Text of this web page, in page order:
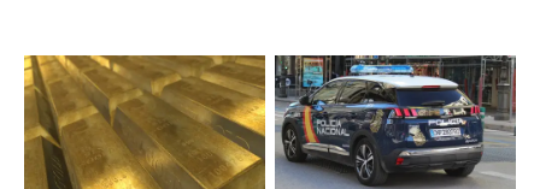
Paraguay Suceso